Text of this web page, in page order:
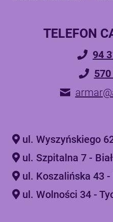
TELEFON
94
ul. Wyszyńskiego
ul. Szpitalna 7 -
ul. Koszalińska 43
ul. Wolności 34 -